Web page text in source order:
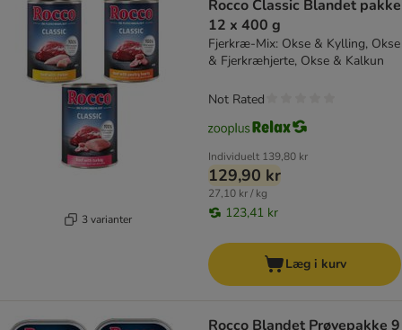
3 varianter
Rocco Classic Blandet pakke
12 x 400 g
Fjerkræ-Mix: Okse & Kylling, Okse
& Fjerkræhjerte, Okse & Kalkun
Individuelt 139,80 kr
129,90 kr
27,10 kr / kg
123,41 kr
Not Rated
Læg i kurv
Rocco Blandet Prøvepakke 9